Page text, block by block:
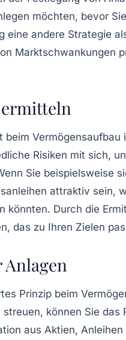
möchten, bevor
eine andere Strategie
Marktschwankungen
Vermögensaufbau
Risiken mit sich,
Sie beispielsweise
attraktiv sein,
könnten. Durch die
das zu Ihren Zielen
Prinzip beim
streuen, können Sie das
aus Aktien,